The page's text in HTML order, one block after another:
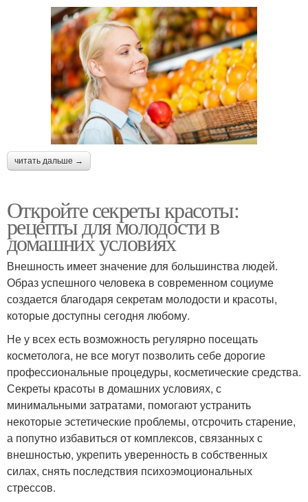
читать дальше →
Откройте секреты красоты:
рецепты для молодости в
домашних условиях
Внешность имеет значение для большинства людей.
Образ успешного человека в современном социуме
создается благодаря секретам молодости и красоты,
которые доступны сегодня любому.
Не у всех есть возможность регулярно посещать
косметолога, не все могут позволить себе дорогие
профессиональные процедуры, косметические средства.
Секреты красоты в домашних условиях, с
минимальными затратами, помогают устранить
некоторые эстетические проблемы, отсрочить старение,
а попутно избавиться от комплексов, связанных с
внешностью, укрепить уверенность в собственных
силах, снять последствия психоэмоциональных
стрессов.